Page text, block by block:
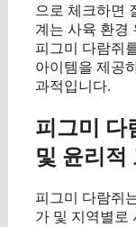
으로 체크하면
계는 사육 환경
피그미 다람쥐
아이템을 제공
과적입니다.
피그미 다
및 윤리적
피그미 다람쥐
가 및 지역별로